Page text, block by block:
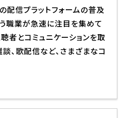
信プラットフォームの普及
職業が急速に注目を集めて
者とコミュニケーションを取
、歌配信など、さまざまなコ